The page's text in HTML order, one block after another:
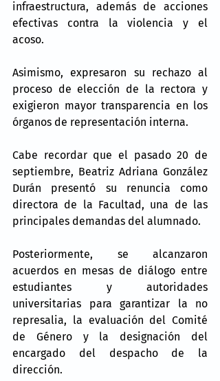
infraestructura, además de acciones
efectivas contra la violencia y el
acoso.
Asimismo, expresaron su rechazo al
proceso de elección de la rectora y
exigieron mayor transparencia en los
órganos de representación interna.
Cabe recordar que el pasado 20 de
septiembre, Beatriz Adriana González
Durán presentó su renuncia como
directora de la Facultad, una de las
principales demandas del alumnado.
Posteriormente, se alcanzaron
acuerdos en mesas de diálogo entre
estudiantes y autoridades
universitarias para garantizar la no
represalia, la evaluación del Comité
de Género y la designación del
encargado del despacho de la
dirección.